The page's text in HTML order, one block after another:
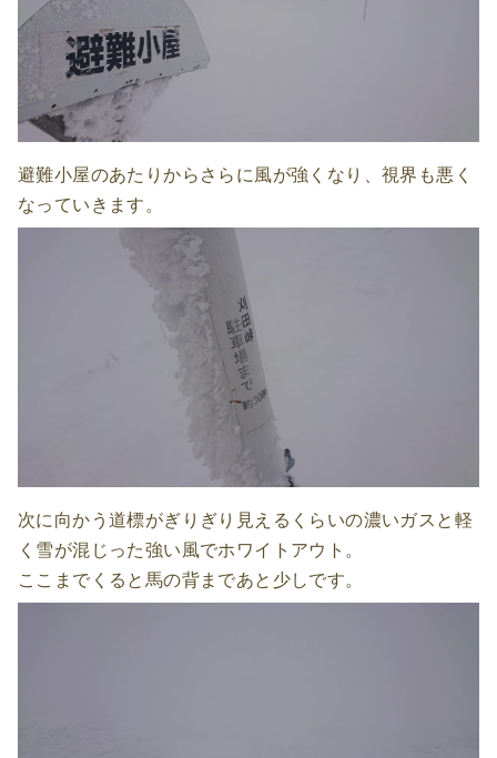
避難小屋のあたりからさらに風が強くなり、視界も悪く
なっていきます。
次に向かう道標がぎりぎり見えるくらいの濃いガスと軽
く雪が混じった強い風でホワイトアウト。
ここまでくると馬の背まであと少しです。